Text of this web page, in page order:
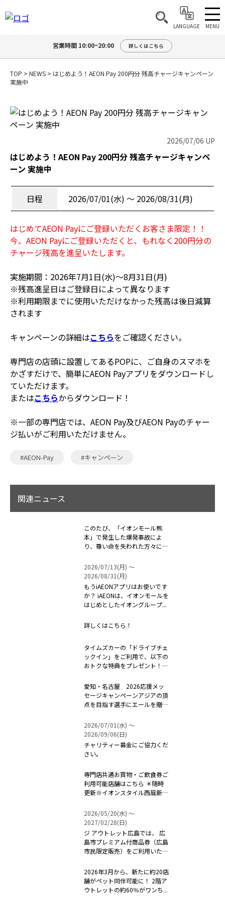
LANGUAGE MENU
営業時間 10:00~20:00 詳しくはこちら
TOP > NEWS > はじめよう！AEON Pay 200円分 残高チャージキャンペーン
実施中
2026/07/06 UP
はじめよう！AEON Pay 200円分 残高チャージキャンペ
ーン 実施中
日程 2026/07/01(水) 〜 2026/08/31(月)
はじめてAEON Payにご登録いただくお客さま限定！！
今、AEON Payにご登録いただくと、もれなく200円分の
チャージ残高を進呈いたします。
実施期間：2026年7月1日(水)～8月31日(月)
※残高進呈日はご登録日によって異なります
※利用期限までに使用いただけなかった残高は後日減算
されます
キャンペーンの詳細はこちらをご確認ください。
専門店の店頭に設置してあるPOPに、ご自身のスマホを
かざすだけで、簡単にAEON Payアプリをダウンロードし
ていただけます。
またはこちらからダウンロード！
※一部の専門店では、AEON Pay及びAEON Payのチャー
ジ払いがご利用いただけません。
#AEON-Pay #キャンペーン
関連ニュース
このたび、「イオンモール熊
本」で発生した爆発事故によ
り、尊い命を失われた方々に対
2026/07/13(月) 〜
2026/08/31(月)
もうiAEONアプリはお使いです
か？ iAEONは、イオンモールを
はじめとしたイオングループ...
詳しくはこちら！
タイムズカーの「ドライブチェ
ックイン」をご利用で、以下の
おトクな特典をプレゼント！！
愛知・名古屋 2026応援メッ
セージキャンペーンアジアの頂
点を目指す選手にエールを贈ろ
2026/07/01(水) 〜
2026/09/06(日)
チャリティー募金にご協力くだ
さい。
専門店共通お買物・ご飲食券ご
利用可能店舗はこちら ＊随時
更新※イオンスタイル西風新都
2026/05/20(水) 〜
2027/02/28(日)
ジ アウトレット広島では、 広
島市プレミアム付商品券（広島
市民限定販売）をご利用いただ
2026年3月から、新たに約20店
舗がペット同伴可能に！ 2階ア
ウトレットの約60％がワンち...